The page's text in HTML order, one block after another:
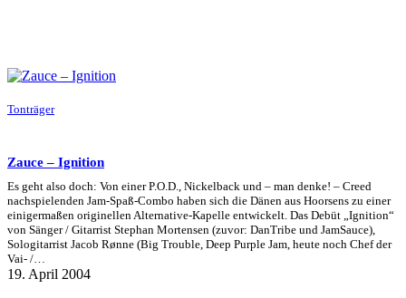
Tonträger
Zauce – Ignition
Es geht also doch: Von einer P.O.D., Nickelback und – man denke! – Creed
nachspielenden Jam-Spaß-Combo haben sich die Dänen aus Hoorsens zu einer
einigermaßen originellen Alternative-Kapelle entwickelt. Das Debüt „Ignition“
von Sänger / Gitarrist Stephan Mortensen (zuvor: DanTribe und JamSauce),
Sologitarrist Jacob Rønne (Big Trouble, Deep Purple Jam, heute noch Chef der
Vai- /…
19. April 2004